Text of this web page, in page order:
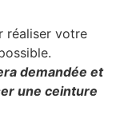
réaliser votre
demandée et
une ceinture